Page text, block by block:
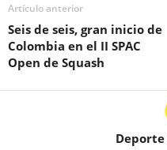
Artículo anterior
Seis de seis, gran inicio de
Colombia en el II SPAC
Open de Squash